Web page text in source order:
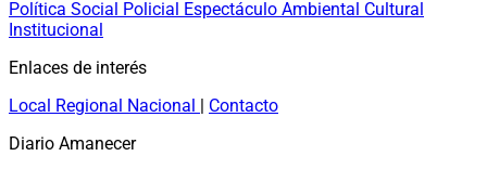
Política Social Policial Espectáculo Ambiental Cultural
Institucional
Enlaces de interés
Local Regional Nacional | Contacto
Diario Amanecer